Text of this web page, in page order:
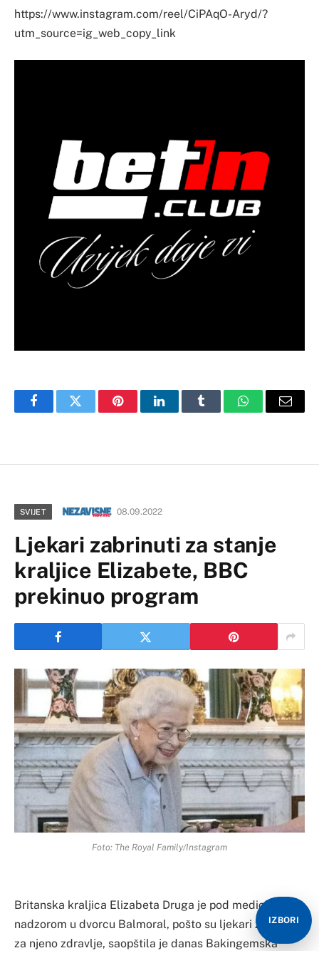
https://www.instagram.com/reel/CiPAqO-Aryd/?
utm_source=ig_web_copy_link
FacebookTwitter PinterestLinkedInTumblr WhatsAppEmail
SVIJET 08.09.2022
Ljekari zabrinuti za stanje
kraljice Elizabete, BBC
prekinuo program
Foto: The Royal Family/Instagram
Britanska kraljica Elizabeta Druga je pod medicinskim
nadzorom u dvorcu Balmoral, pošto su ljekari zabrinuti
za njeno zdravlje, saopštila je danas Bakingemska
IZBORI